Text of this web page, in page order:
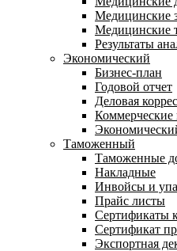
Медицинские
Медицинские
Результаты
Экономический
Бизнес-план
Годовой отчет
Деловая
Коммерческие
Таможенный
Таможенные
Накладные
Инвойсы и
Прайс листы
Сертификаты
Сертификат
Экспортная